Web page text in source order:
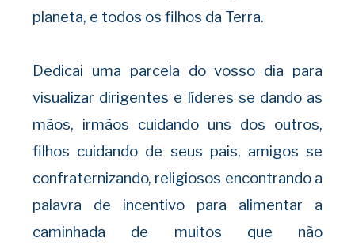
planeta, e todos os filhos da Terra.
Dedicai uma parcela do vosso dia para
visualizar dirigentes e líderes se dando as
mãos, irmãos cuidando uns dos outros,
filhos cuidando de seus pais, amigos se
confraternizando, religiosos encontrando a
palavra de incentivo para alimentar a
caminhada de muitos que não